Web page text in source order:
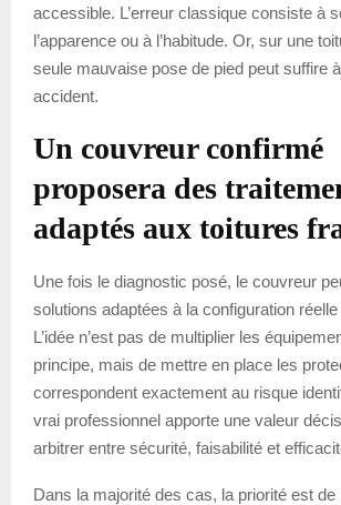
accessible. L’erreur classique consiste à
l’apparence ou à l’habitude. Or, sur une
seule mauvaise pose de pied peut suffire
accident.
Un couvreur confirmé
proposera des
adaptés aux toitures
Une fois le diagnostic posé, le couvreur
solutions adaptées à la configuration réelle
L’idée n’est pas de multiplier les
principe, mais de mettre en place les
correspondent exactement au risque
vrai professionnel apporte une valeur
arbitrer entre sécurité, faisabilité et
Dans la majorité des cas, la priorité est de